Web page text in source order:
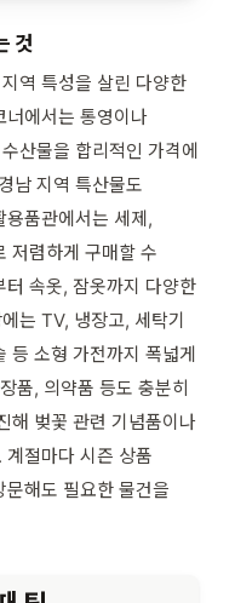
것
역 특성을 살린 다양한
너에서는 통영이나
산물을 합리적인 가격에
남 지역 특산물도
품관에서는 세제,
저렴하게 구매할 수
속옷, 잠옷까지 다양한
는 TV, 냉장고, 세탁기
등 소형 가전까지 폭넓게
품, 의약품 등도 충분히
해 벚꽃 관련 기념품이나
절마다 시즌 상품
해도 필요한 물건을